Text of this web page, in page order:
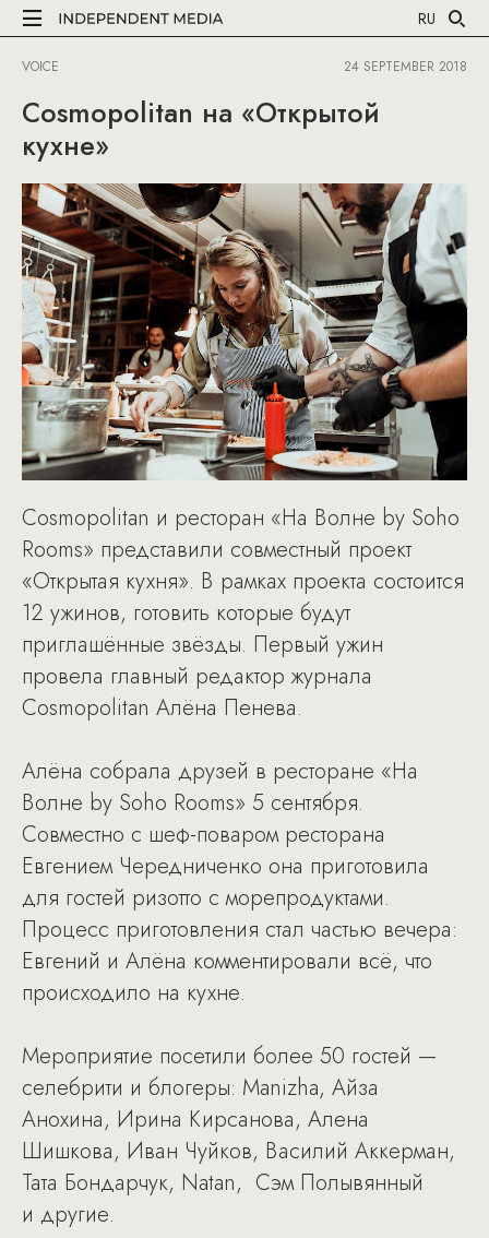
RU
VOICE 24 SEPTEMBER 2018
Cosmopolitan на «Открытой
кухне»
Cosmopolitan и ресторан «На Волне by Soho
Rooms» представили совместный проект
«Открытая кухня». В рамках проекта состоится
12 ужинов, готовить которые будут
приглашённые звёзды. Первый ужин
провела главный редактор журнала
Cosmopolitan Алёна Пенева.
Алёна собрала друзей в ресторане «На
Волне by Soho Rooms» 5 сентября.
Совместно с шеф-поваром ресторана
Евгением Чередниченко она приготовила
для гостей ризотто с морепродуктами.
Процесс приготовления стал частью вечера:
Евгений и Алёна комментировали всё, что
происходило на кухне.
Мероприятие посетили более 50 гостей —
селебрити и блогеры: Manizha, Айза
Анохина, Ирина Кирсанова, Алена
Шишкова, Иван Чуйков, Василий Аккерман,
Тата Бондарчук, Natan, Сэм Полывянный
и другие.